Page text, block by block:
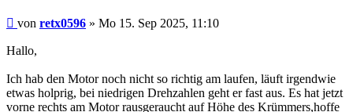
Beitrag
von retx0596 » Mo 15. Sep 2025, 11:10
Hallo,
Ich hab den Motor noch nicht so richtig am laufen, läuft irgendwie
etwas holprig, bei niedrigen Drehzahlen geht er fast aus. Es hat jetzt
vorne rechts am Motor rausgeraucht auf Höhe des Krümmers,hoffe